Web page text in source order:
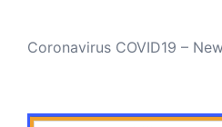
Coronavirus COVID19 –